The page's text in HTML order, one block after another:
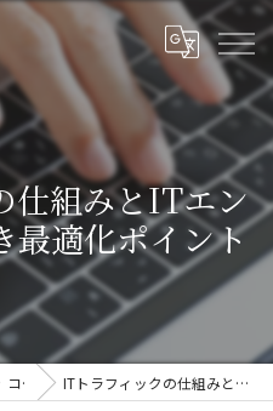
仕組みとITエン
最適化ポイント
コラム ITトラフィックの仕組みとITエンジニアが知るべき最適化ポイント